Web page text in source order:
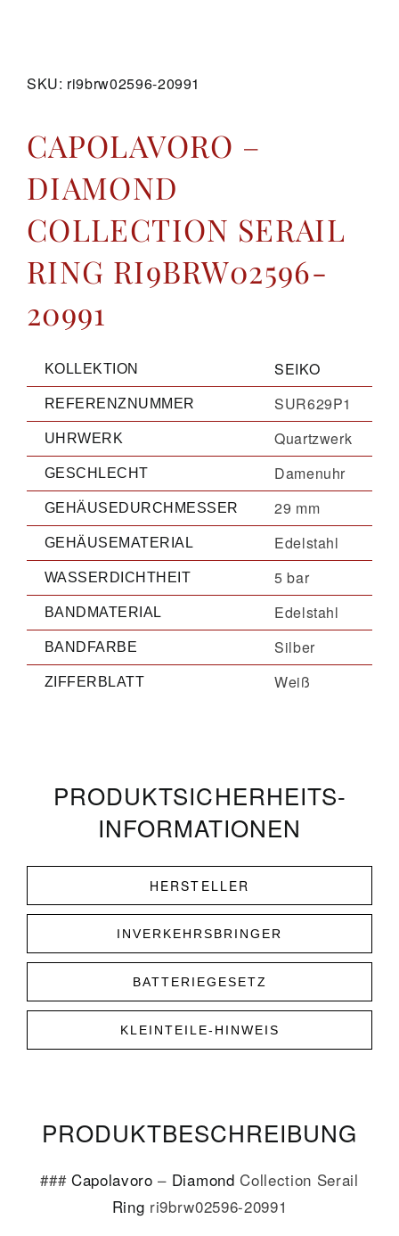
SKU: ri9brw02596-20991
CAPOLAVORO –
DIAMOND
COLLECTION SERAIL
RING RI9BRW02596-
20991
KOLLEKTION SEIKO
REFERENZNUMMER SUR629P1
UHRWERK Quartzwerk
GESCHLECHT Damenuhr
GEHÄUSEDURCHMESSER 29 mm
GEHÄUSEMATERIAL Edelstahl
WASSERDICHTHEIT 5 bar
BANDMATERIAL Edelstahl
BANDFARBE Silber
ZIFFERBLATT Weiß
PRODUKT­­SICHERHEITS­
INFORMATIONEN
HERSTELLER
INVERKEHRSBRINGER
BATTERIEGESETZ
KLEINTEILE-HINWEIS
PRODUKT­­BESCHREIBUNG
### Capolavoro – Diamond Collection Serail
Ring ri9brw02596-20991